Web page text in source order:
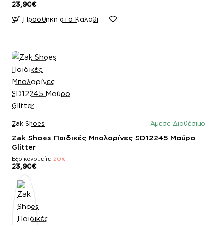
23,90€
Προσθήκη στο Καλάθι
Zak Shoes Άμεσα Διαθέσιμο
Zak Shoes Παιδικές Μπαλαρίνες SD12245 Μαύρο
Glitter
Εξοικονομείτε-20%
23,90€